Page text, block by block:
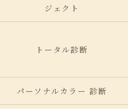
ジェクト
トータル診断
パーソナルカラー 診断